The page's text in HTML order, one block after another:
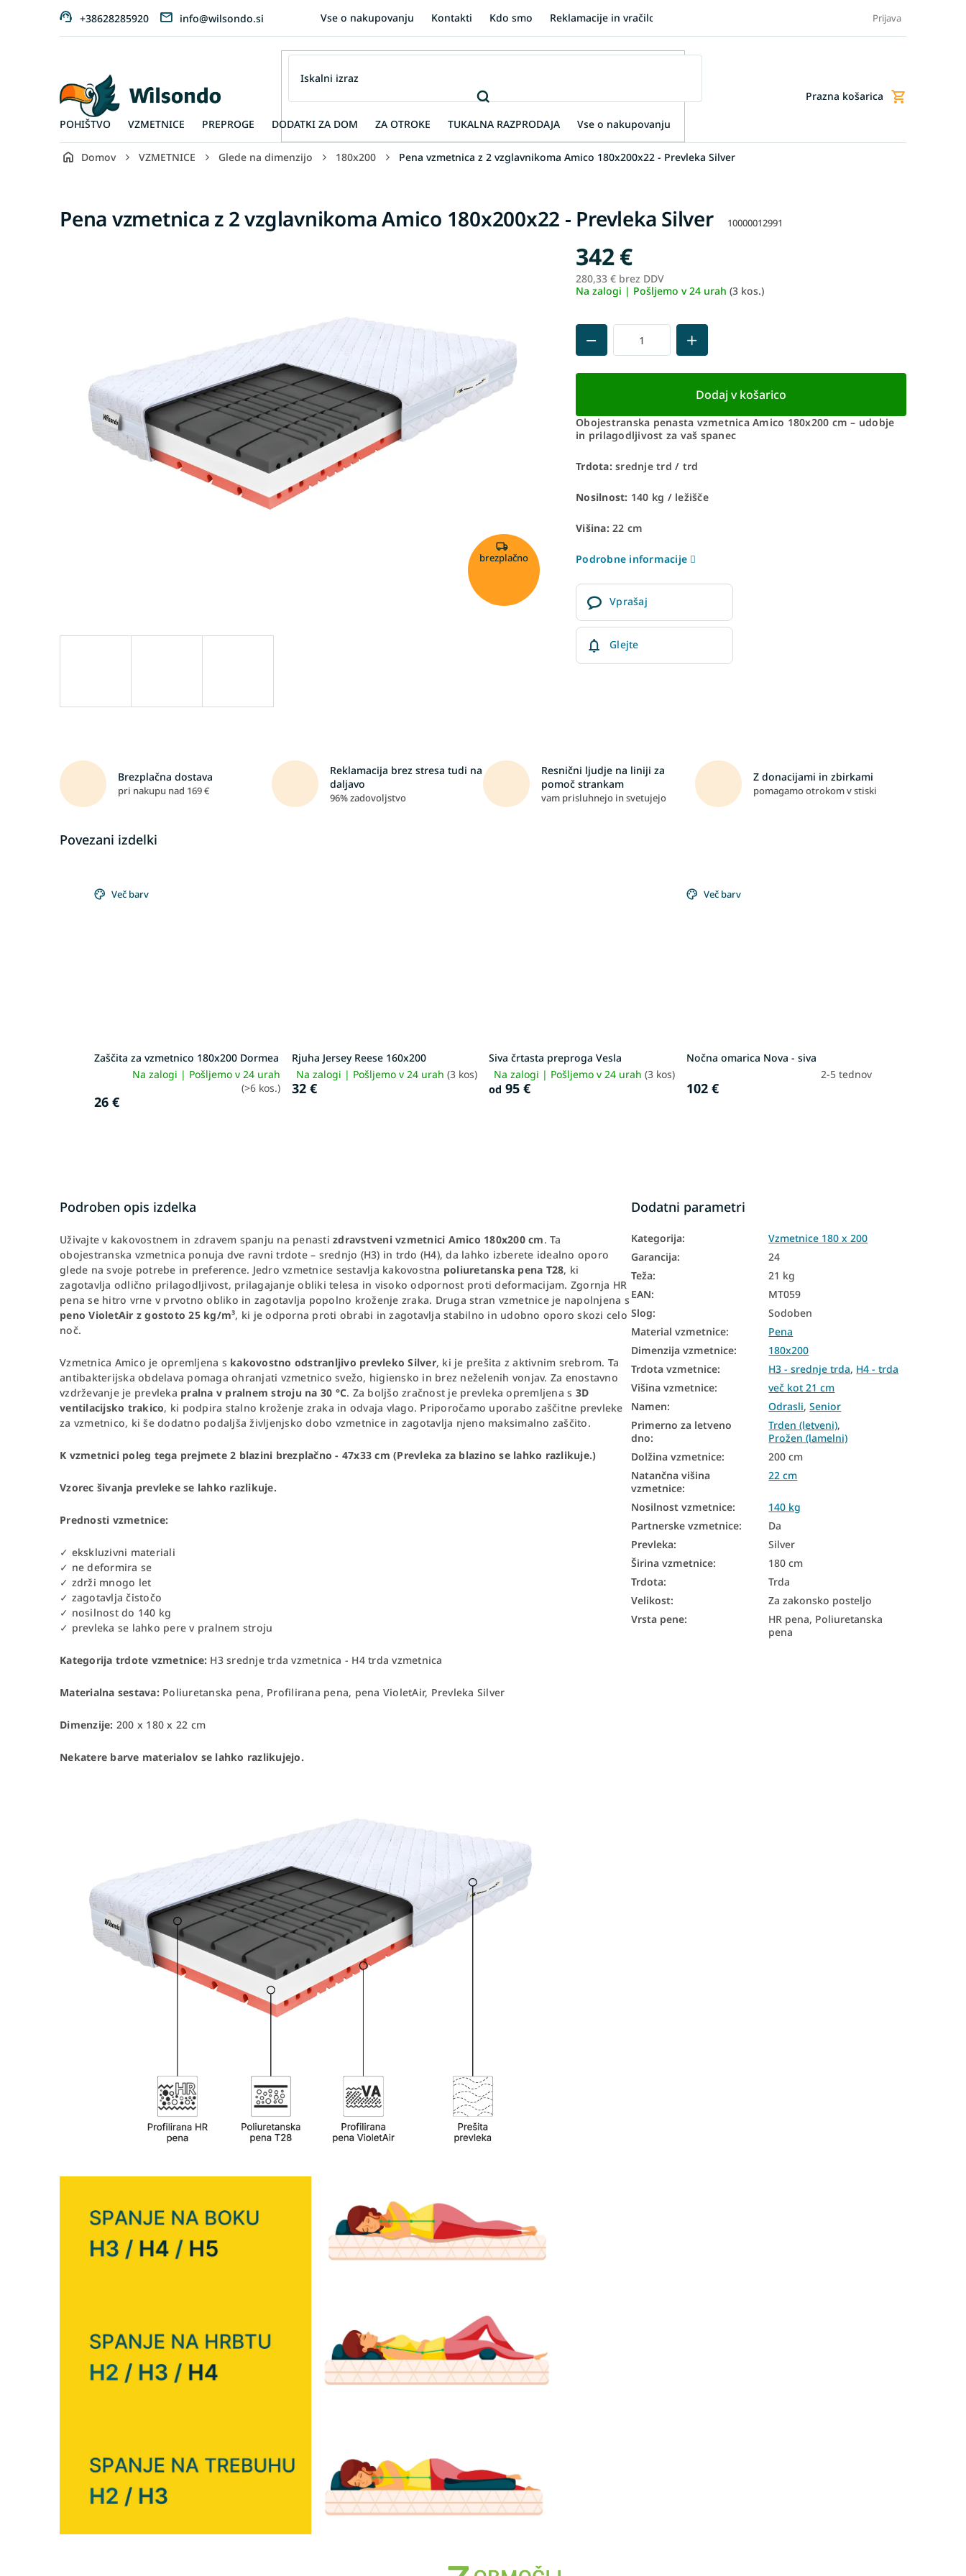
+38628285920 info@wilsondo.si Vse o nakupovanju Kontakti Kdo smo Reklamacije in vračilo blaga Dodatne storitve
Prijava
Nakupovalna
Prazna košarica
POHIŠTVO VZMETNICE PREPROGE DODATKI ZA DOM ZA OTROKE TUKALNA RAZPRODAJA Vse o nakupovanju
Domov VZMETNICE Glede na dimenzijo 180x200 Pena vzmetnica z 2 vzglavnikoma Amico 180x200x22 - Prevleka Silver
Pena vzmetnica z 2 vzglavnikoma Amico 180x200x22 - Prevleka Silver 10000012991
brezplačno
342 €
280,33 € brez DDV
Na zalogi | Pošljemo v 24 urah (3 kos.)
Dodaj v košarico
Obojestranska penasta vzmetnica Amico 180x200 cm – udobje
in prilagodljivost za vaš spanec
Trdota:srednje trd / trd
Nosilnost: 140 kg / ležišče
Višina:22 cm
Podrobne informacije
Vprašaj
Glejte
Brezplačna dostava
pri nakupu nad 169 €
Reklamacija brez stresa tudi na
daljavo
96% zadovoljstvo
Resnični ljudje na liniji za
pomoč strankam
vam prisluhnejo in svetujejo
Z donacijami in zbirkami
pomagamo otrokom v stiski
Povezani izdelki
Več barv
Zaščita za vzmetnico 180x200 Dormea
Na zalogi | Pošljemo v 24 urah
(>6 kos.)
26 €
Rjuha Jersey Reese 160x200
Na zalogi | Pošljemo v 24 urah (3 kos)
32 €
Siva črtasta preproga Vesla
Na zalogi | Pošljemo v 24 urah (3 kos)
od 95 €
Več barv
Nočna omarica Nova - siva
2-5 tednov
102 €
Podroben opis izdelka
Uživajte v kakovostnem in zdravem spanju na penasti zdravstveni vzmetnici Amico 180x200 cm. Ta
obojestranska vzmetnica ponuja dve ravni trdote – srednjo (H3) in trdo (H4), da lahko izberete idealno oporo
glede na svoje potrebe in preference. Jedro vzmetnice sestavlja kakovostna poliuretanska pena T28, ki
zagotavlja odlično prilagodljivost, prilagajanje obliki telesa in visoko odpornost proti deformacijam. Zgornja HR
pena se hitro vrne v prvotno obliko in zagotavlja popolno kroženje zraka. Druga stran vzmetnice je napolnjena s
peno VioletAir z gostoto 25 kg/m³, ki je odporna proti obrabi in zagotavlja stabilno in udobno oporo skozi celo
noč.
Vzmetnica Amico je opremljena s kakovostno odstranljivo prevleko Silver, ki je prešita z aktivnim srebrom. Ta
antibakterijska obdelava pomaga ohranjati vzmetnico svežo, higiensko in brez neželenih vonjav. Za enostavno
vzdrževanje je prevleka pralna v pralnem stroju na 30 °C. Za boljšo zračnost je prevleka opremljena s 3D
ventilacijsko trakico, ki podpira stalno kroženje zraka in odvaja vlago. Priporočamo uporabo zaščitne prevleke
za vzmetnico, ki še dodatno podaljša življenjsko dobo vzmetnice in zagotavlja njeno maksimalno zaščito.
K vzmetnici poleg tega prejmete 2 blazini brezplačno - 47x33 cm (Prevleka za blazino se lahko razlikuje.)
Vzorec šivanja prevleke se lahko razlikuje.
Prednosti vzmetnice:
✓ ekskluzivni materiali
✓ ne deformira se
✓ zdrži mnogo let
✓ zagotavlja čistočo
✓ nosilnost do 140 kg
✓ prevleka se lahko pere v pralnem stroju
Kategorija trdote vzmetnice: H3 srednje trda vzmetnica - H4 trda vzmetnica
Materialna sestava: Poliuretanska pena, Profilirana pena, pena VioletAir, Prevleka Silver
Dimenzije: 200 x 180 x 22 cm
Nekatere barve materialov se lahko razlikujejo.
Dodatni parametri
Kategorija:
Vzmetnice 180 x 200
Garancija:
24
Teža:
21 kg
EAN:
MT059
Slog:
Sodoben
Material vzmetnice:
Pena
Dimenzija vzmetnice:
180x200
Trdota vzmetnice: H3 - srednje trda, H4 - trda
Višina vzmetnice:
več kot 21 cm
Namen: Odrasli,Senior
Primerno za letveno
dno:
Trden (letveni),
Prožen (lamelni)
Dolžina vzmetnice:
200 cm
Natančna višina
vzmetnice:
22 cm
Nosilnost vzmetnice:
140 kg
Partnerske vzmetnice:
Da
Prevleka:
Silver
Širina vzmetnice:
180 cm
Trdota:
Trda
Velikost:
Za zakonsko posteljo
Vrsta pene:
HR pena, Poliuretanska
pena